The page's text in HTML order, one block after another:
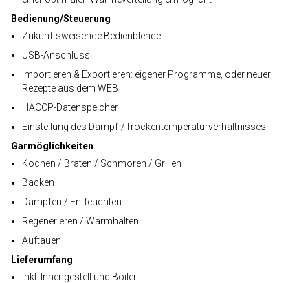
Bedienung/Steuerung
Zukunftsweisende Bedienblende
USB-Anschluss
Importieren & Exportieren: eigener Programme, oder neuer
Rezepte aus dem WEB
HACCP-Datenspeicher
Einstellung des Dampf-/Trockentemperaturverhältnisses
Garmöglichkeiten
Kochen / Braten / Schmoren / Grillen
Backen
Dämpfen / Entfeuchten
Regenerieren / Warmhalten
Auftauen
Lieferumfang
Inkl. Innengestell und Boiler